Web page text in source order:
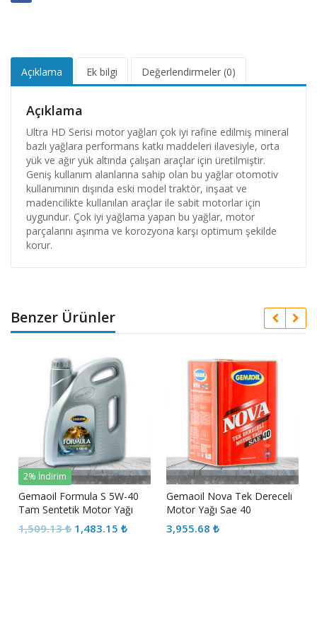
Açıklama Ek bilgi Değerlendirmeler (0)
Açıklama
Ultra HD Serisi motor yağları çok iyi rafine edilmiş mineral
bazlı yağlara performans katkı maddeleri ilavesiyle, orta
yük ve ağır yük altında çalışan araçlar için üretilmiştir.
Geniş kullanım alanlarına sahip olan bu yağlar otomotiv
kullanımının dışında eski model traktör, inşaat ve
madencilikte kullanılan araçlar ile sabit motorlar için
uygundur. Çok iyi yağlama yapan bu yağlar, motor
parçalarını aşınma ve korozyona karşı optimum şekilde
korur.
Benzer Ürünler
2% İndirim
Gemaoil Formula S 5W-40
Tam Sentetik Motor Yağı
1,509.13₺ Orijinal
1,483.15 ₺Şu
Gemaoil Nova Tek Dereceli
Motor Yağı Sae 40
3,955.68 ₺